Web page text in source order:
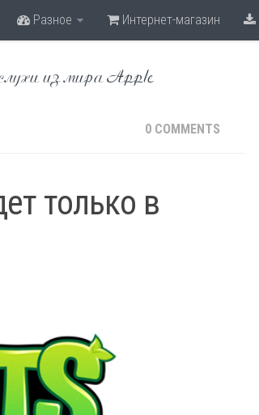
Разное Интернет-магазин
из мира Apple
0 COMMENTS
только в